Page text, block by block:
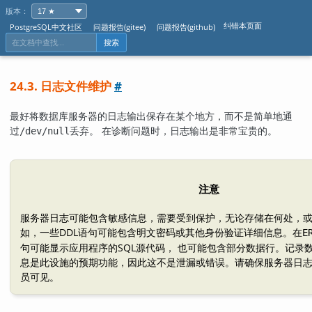
版本：
PostgreSQL中文社区
问题报告(gitee) 问题报告(github) 纠错本页面
搜索
24.3. 日志文件维护#
最好将数据库服务器的日志输出保存在某个地方，而不是简单地通
过/dev/null丢弃。 在诊断问题时，日志输出是非常宝贵的。
注意
服务器日志可能包含敏感信息，需要受到保护，无论存储在何处，
如，一些DDL语句可能包含明文密码或其他身份验证详细信息。在
句可能显示应用程序的SQL源代码， 也可能包含部分数据行。记录
息是此设施的预期功能，因此这不是泄漏或错误。请确保服务器日
员可见。